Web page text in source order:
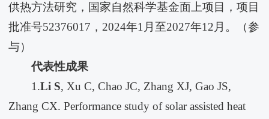
供热方法研究，国家自然科学基金面上项目，项目
批准号52376017，2024年1月至2027年12月。（参
与）
代表性成果
1.Li S, Xu C, Chao JC, Zhang XJ, Gao JS,
Zhang CX. Performance study of solar assisted heat